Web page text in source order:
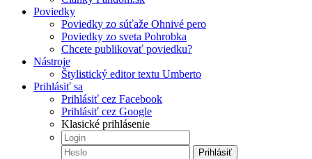
Poviedky
Poviedky zo súťaže Ohnivé pero
Poviedky zo sveta Pohrobka
Chcete publikovať poviedku?
Nástroje
Štylistický editor textu Umberto
Prihlásiť sa
Prihlásiť cez Facebook
Prihlásiť cez Google
Klasické prihlásenie
Prihlásiť